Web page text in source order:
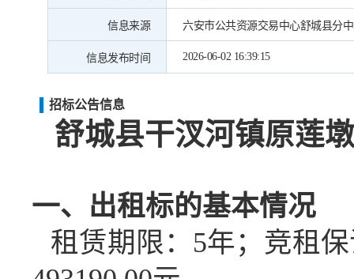
信息来源 六安市公共资源交易中心舒城县分
信息发布时间 2026-06-02 16:39:15
招标公告信息
舒城县干汊河镇原莲
一、出租标的基本情况
租赁期限： 5年；竞租